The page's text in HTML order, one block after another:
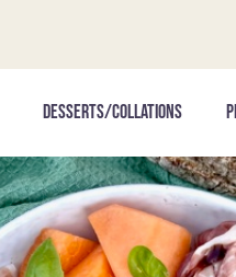
DESSERTS/COLLATIONS